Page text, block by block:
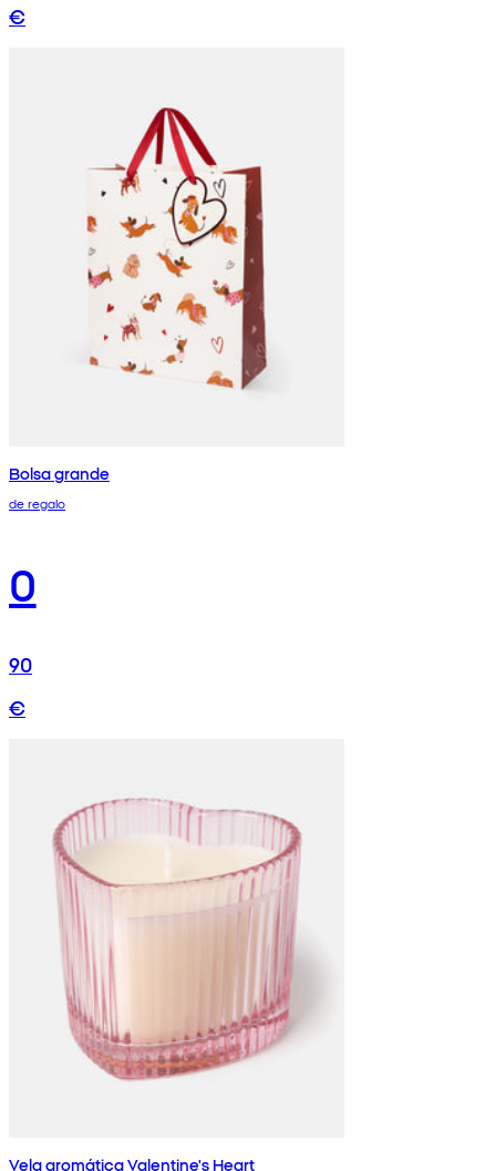
€
Bolsa grande
de regalo
0
90
€
Vela aromática Valentine's Heart